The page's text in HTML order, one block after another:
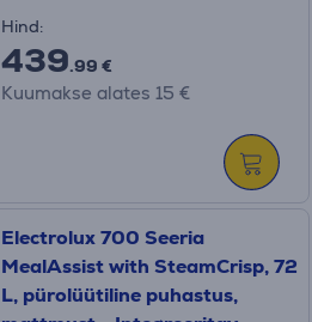
Hind:
439.99 €
Kuumakse alates 15 €
Electrolux 700 Seeria
MealAssist with SteamCrisp, 72
L, pürolüütiline puhastus,